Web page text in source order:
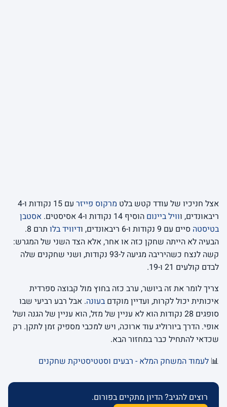
אצל חניכיו של עודד קטש בלט מרקוס פייזר
עם 15 נקודות ו-4
ריבאונדים, ווויל ביינום הוסיף 14 נקודות ו-4 אסיסטים.
אסטבן
בטיסטה סיים עם 9 נקודות ו-6 ריבאונדים, ו דיוויד בלו
תרם 8.
הבעיה לא הייתה שחקן כזה או אחר, אלא הצד השני של המגרש:
קשה לנצח כשהיריבה מגיעה ל-93 נקודות, ושני שחקנים שלה
לבדם קולעים 21 ו-19.
צריך לומר את זה ביושר, ערב כזה בחוץ מול קבוצה ספרדית
איכותית יכול לקרות, ועדיין מוקדם בעונה. אבל רבע רביעי שבו
סופגים 28 נקודות הוא לא עניין של מזל, הוא עניין של הגנה ושל
אופי. הדרך ביורוליג עוד ארוכה, ויש למכבי מספיק זמן לתקן. רק
שכדאי להתחיל כבר במחזור הבא.
📊 לעמוד המשחק המלא - רבעים וסטטיסטיקת שחקנים
רוצים להגיב? הדיון מתקיים בפורום.